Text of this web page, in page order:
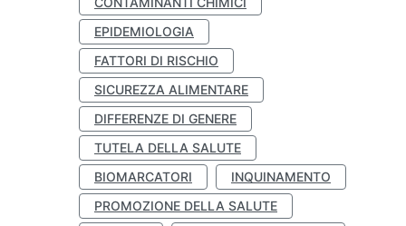
EPIDEMIOLOGIA
FATTORI DI RISCHIO
SICUREZZA ALIMENTARE
DIFFERENZE DI GENERE
TUTELA DELLA SALUTE
BIOMARCATORI
INQUINAMENTO
PROMOZIONE DELLA SALUTE